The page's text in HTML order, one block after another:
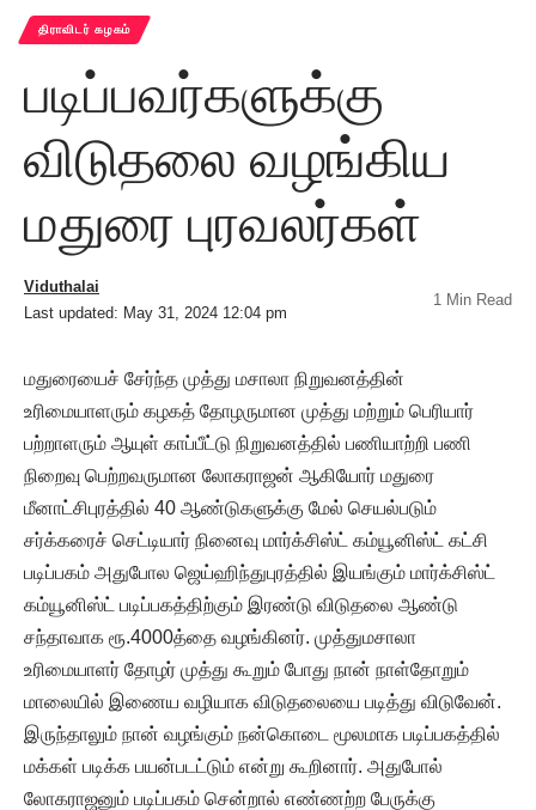
திராவிடர் கழகம்
படிப்பவர்களுக்கு
விடுதலை வழங்கிய
மதுரை புரவலர்கள்
Last updated: May 31, 2024 12:04 pm
Viduthalai
1 Min Read
மதுரையைச் சேர்ந்த முத்து மசாலா நிறுவனத்தின்
உரிமையாளரும் கழகத் தோழருமான முத்து மற்றும் பெரியார்
பற்றாளரும் ஆயுள் காப்பீட்டு நிறுவனத்தில் பணியாற்றி பணி
நிறைவு பெற்றவருமான லோகராஜன் ஆகியோர் மதுரை
மீனாட்சிபுரத்தில் 40 ஆண்டுகளுக்கு மேல் செயல்படும்
சர்க்கரைச் செட்டியார் நினைவு மார்க்சிஸ்ட் கம்யூனிஸ்ட் கட்சி
படிப்பகம் அதுபோல ஜெய்ஹிந்துபுரத்தில்‌ இயங்கும் மார்க்சிஸ்ட்
கம்யூனிஸ்ட் படிப்பகத்திற்கும் இரண்டு விடுதலை ஆண்டு
சந்தாவாக ரூ.4000த்தை வழங்கினர். முத்துமசாலா
உரிமையாளர் தோழர் முத்து கூறும் போது நான் நாள்தோறும்
மாலையில் இணைய வழியாக விடுதலையை படித்து விடுவேன்.
இருந்தாலும் நான் வழங்கும் நன்கொடை மூலமாக படிப்பகத்தில்
மக்கள் படிக்க பயன்படட்டும் என்று கூறினார். அதுபோல்
லோகராஜனும் படிப்பகம் சென்றால் எண்ணற்ற பேருக்கு